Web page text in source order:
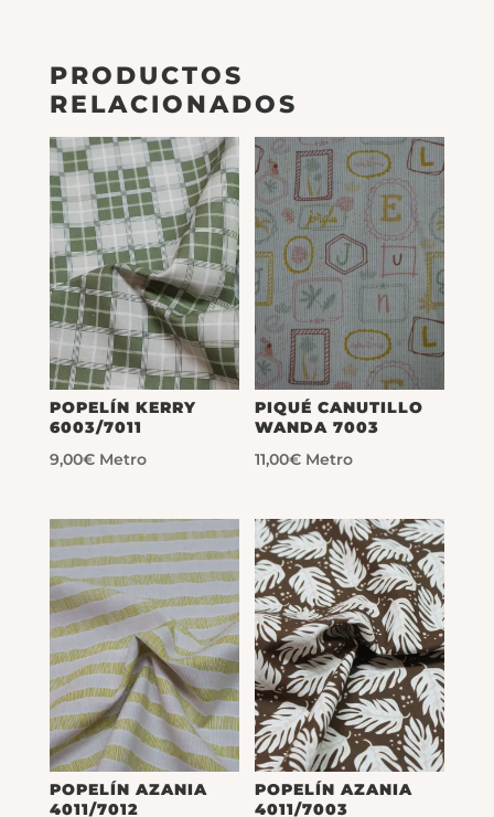
PRODUCTOS
RELACIONADOS
POPELÍN KERRY
6003/7011
9,00€ Metro
PIQUÉ CANUTILLO
WANDA 7003
11,00€ Metro
POPELÍN AZANIA
4011/7012
POPELÍN AZANIA
4011/7003